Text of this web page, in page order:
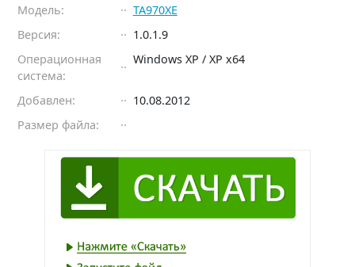
Модель:
TA970XE
Версия:
1.0.1.9
Операционная
система:
Windows XP / XP x64
Добавлен:
10.08.2012
Размер файла: